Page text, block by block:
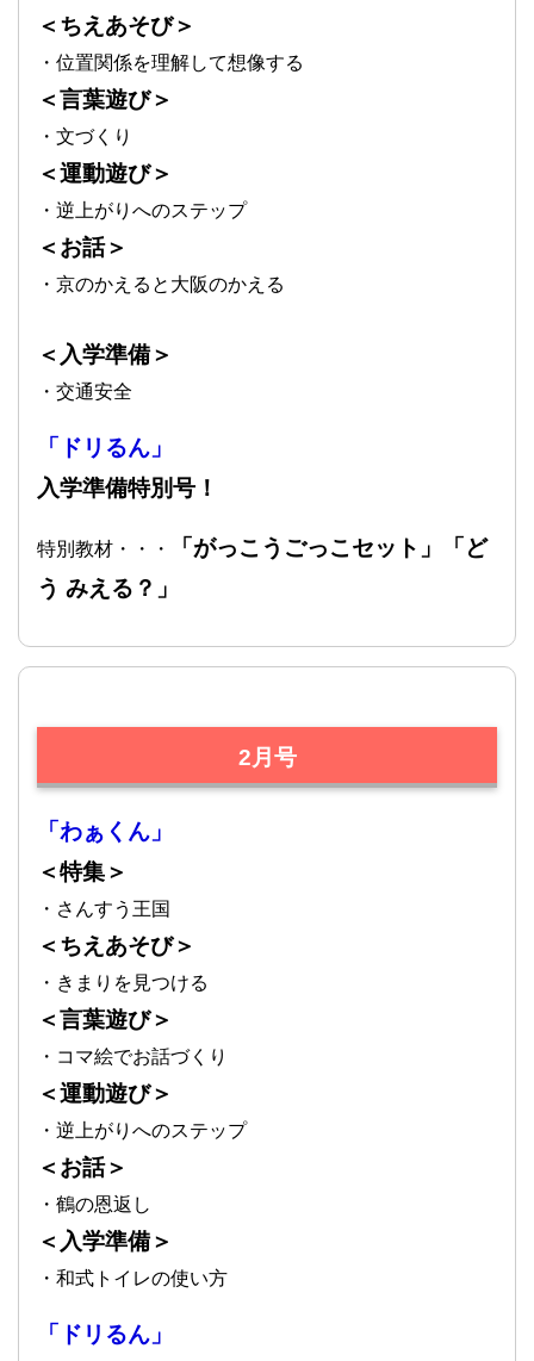
＜ちえあそび＞
・位置関係を理解して想像する
＜言葉遊び＞
・文づくり
＜運動遊び＞
・逆上がりへのステップ
＜お話＞
・京のかえると大阪のかえる
＜入学準備＞
・交通安全
「ドリるん」
入学準備特別号！
特別教材・・・
「がっこうごっこセット」「ど
う みえる？」
2月号
「わぁくん」
＜特集＞
・さんすう王国
＜ちえあそび＞
・きまりを見つける
＜言葉遊び＞
・コマ絵でお話づくり
＜運動遊び＞
・逆上がりへのステップ
＜お話＞
・鶴の恩返し
＜入学準備＞
・和式トイレの使い方
「ドリるん」